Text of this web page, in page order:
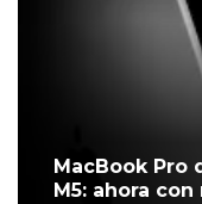
MacBook Pro
M5: ahora